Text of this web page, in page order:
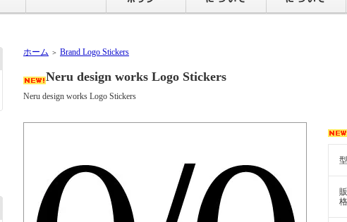
ホーム ＞ Brand Logo Stickers
Neru design works Logo Stickers
Neru design works Logo Stickers
格